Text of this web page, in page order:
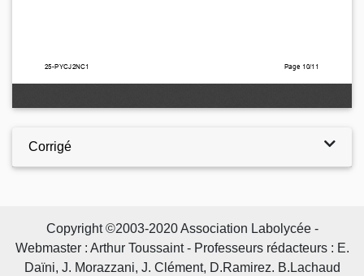
Corrigé
Copyright ©2003-2020 Association Labolycée -
Webmaster : Arthur Toussaint - Professeurs rédacteurs : E.
Daïni, J. Morazzani, J. Clément, D.Ramirez. B.Lachaud